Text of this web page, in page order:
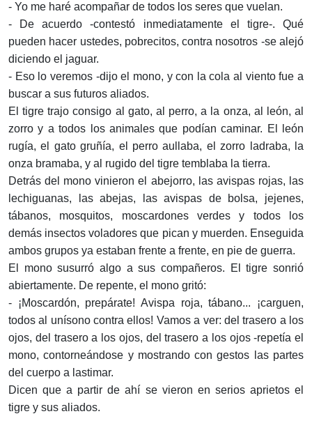
- Yo me haré acompañar de todos los seres que vuelan.
- De acuerdo -contestó inmediatamente el tigre-. Qué
pueden hacer ustedes, pobrecitos, contra nosotros -se alejó
diciendo el jaguar.
- Eso lo veremos -dijo el mono, y con la cola al viento fue a
buscar a sus futuros aliados.
El tigre trajo consigo al gato, al perro, a la onza, al león, al
zorro y a todos los animales que podían caminar. El león
rugía, el gato gruñía, el perro aullaba, el zorro ladraba, la
onza bramaba, y al rugido del tigre temblaba la tierra.
Detrás del mono vinieron el abejorro, las avispas rojas, las
lechiguanas, las abejas, las avispas de bolsa, jejenes,
tábanos, mosquitos, moscardones verdes y todos los
demás insectos voladores que pican y muerden. Enseguida
ambos grupos ya estaban frente a frente, en pie de guerra.
El mono susurró algo a sus compañeros. El tigre sonrió
abiertamente. De repente, el mono gritó:
- ¡Moscardón, prepárate! Avispa roja, tábano... ¡carguen,
todos al unísono contra ellos! Vamos a ver: del trasero a los
ojos, del trasero a los ojos, del trasero a los ojos -repetía el
mono, contorneándose y mostrando con gestos las partes
del cuerpo a lastimar.
Dicen que a partir de ahí se vieron en serios aprietos el
tigre y sus aliados.